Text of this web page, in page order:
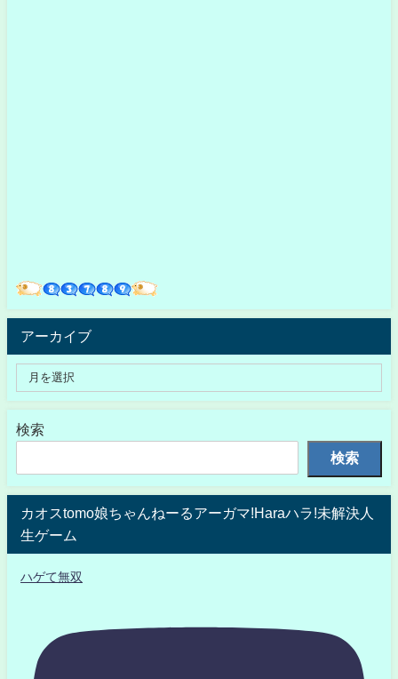
アーカイブ
検索
検索
カオスtomo娘ちゃんねーるアーガマ!Haraハラ!未解決人
生ゲーム
ハゲて無双